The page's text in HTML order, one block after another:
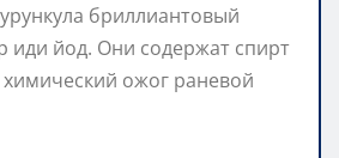
бриллиантовый
иди йод. Они содержат спирт
химический ожог раневой